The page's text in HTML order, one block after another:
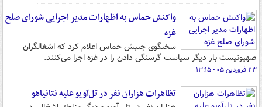
واکنش حماس به اظهارات مدیر اجرایی شورای صلح
غزه
سخنگوی جنبش حماس اعلام کرد که اشغالگران
صهیونیست بار دیگر سیاست گرسنگی دادن را در غزه اجرا می‌کنند.
۲۳ فروردین ۰۵ - ۱۳:۱۵
تظاهرات هزاران نفر در تل‌آویو علیه نتانیاهو